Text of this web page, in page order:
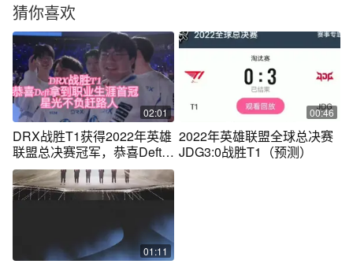
猜你喜欢
02:01
DRX战胜T1获得2022年英雄
联盟总决赛冠军，恭喜Deft成
功夺冠！
00:46
2022年英雄联盟全球总决赛
JDG3:0战胜T1（预测）
01:11